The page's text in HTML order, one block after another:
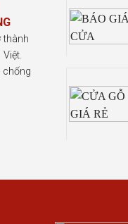
thành
chống